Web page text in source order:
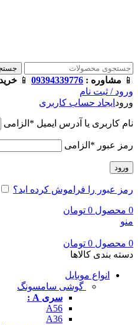
📱 مشاوره : 09394339776
📱
ورود / ثبت نام
ورود ایجاد حساب کاربری
نام کاربری یا آدرس ایمیل * الزامی
رمز عبور * الزامی
ورود
رمز عبور را فراموش کرده اید؟
0 محصول 0 تومان
منو
0 محصول 0 تومان
دسته بندی کالاها
انواع موبایل
گوشی سامسونگ
سری A :
A56
A36